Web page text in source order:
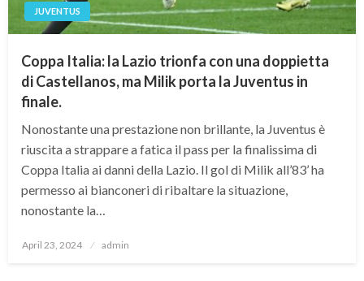
JUVENTUS
Coppa Italia: la Lazio trionfa con una doppietta
di Castellanos, ma Milik porta la Juventus in
finale.
Nonostante una prestazione non brillante, la Juventus è
riuscita a strappare a fatica il pass per la finalissima di
Coppa Italia ai danni della Lazio. Il gol di Milik all’83’ ha
permesso ai bianconeri di ribaltare la situazione,
nonostante la…
Posted
April 23, 2024 admin